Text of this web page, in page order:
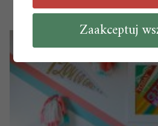
Stół i krzesła – gotowe
Zaakceptuj